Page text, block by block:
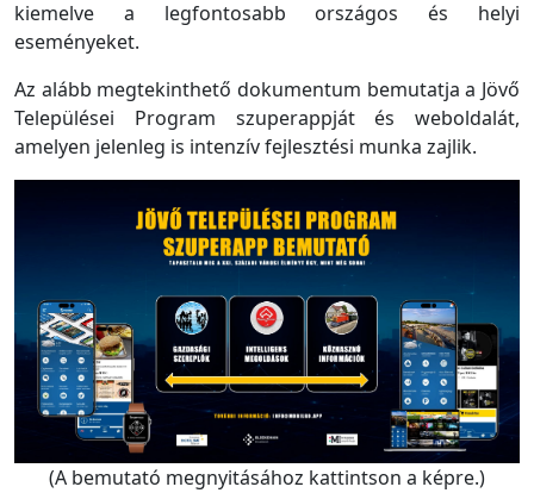
kiemelve a legfontosabb országos és helyi
eseményeket.
Az alább megtekinthető dokumentum bemutatja a Jövő
Települései Program szuperappját és weboldalát,
amelyen jelenleg is intenzív fejlesztési munka zajlik.
(A bemutató megnyitásához kattintson a képre.)